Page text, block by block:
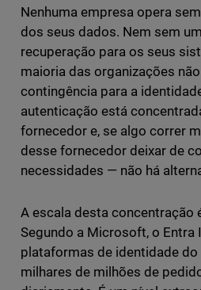
Nenhuma empresa opera
dos seus dados. Nem sem
recuperação para os seus
maioria das organizações
contingência para a
autenticação está
fornecedor e, se algo correr
desse fornecedor deixar de
necessidades — não há
A escala desta concentração
Segundo a Microsoft, o Entra
plataformas de identidade
milhares de milhões de